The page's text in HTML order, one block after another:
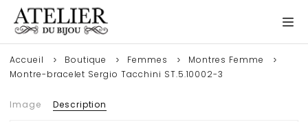
Accueil Boutique Femmes
Montres Femme
Montre-bracelet Sergio Tacchini ST.5.10002-3
Image Description